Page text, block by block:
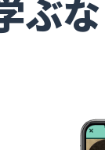
ぶ